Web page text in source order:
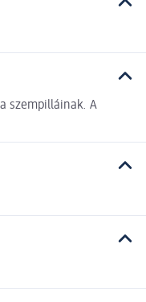
szempilláinak. A